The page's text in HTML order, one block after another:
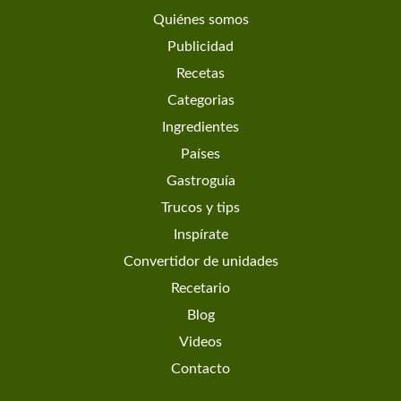
Quiénes somos
Publicidad
Recetas
Categorias
Ingredientes
Países
Gastroguía
Trucos y tips
Inspírate
Convertidor de unidades
Recetario
Blog
Videos
Contacto